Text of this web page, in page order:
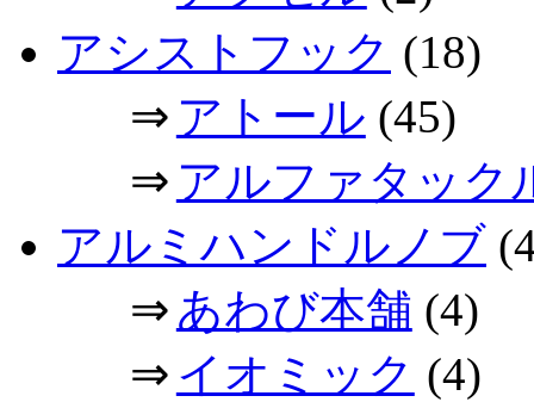
アシストフック (18)
⇒ アトール (45)
⇒ アルファタック
アルミハンドルノブ
⇒ あわび本舗 (4)
⇒ イオミック (4)